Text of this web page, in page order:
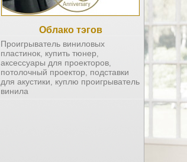
Облако тэгов
Проигрыватель виниловых
пластинок купить тюнер
аксессуары для проекторов
потолочный проектор
подставки
для акустики
куплю проигрыватель
винила